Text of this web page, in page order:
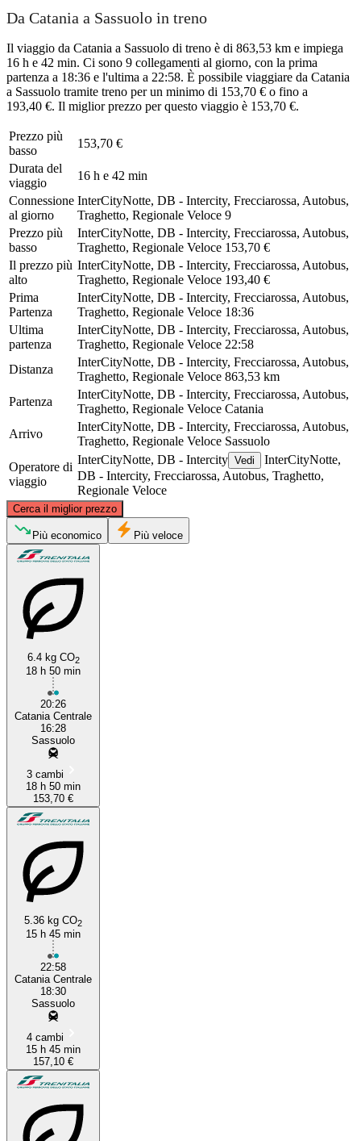
Da Catania a Sassuolo in treno
Il viaggio da Catania a Sassuolo di treno è di 863,53 km e impiega
16 h e 42 min. Ci sono 9 collegamenti al giorno, con la prima
partenza a 18:36 e l'ultima a 22:58. È possibile viaggiare da Catania
a Sassuolo tramite treno per un minimo di 153,70 € o fino a
193,40 €. Il miglior prezzo per questo viaggio è 153,70 €.
Prezzo più
basso
153,70 €
Durata del
viaggio
16 h e 42 min
Connessione
al giorno
InterCityNotte, DB - Intercity, Frecciarossa, Autobus,
Traghetto, Regionale Veloce 9
Prezzo più
basso
InterCityNotte, DB - Intercity, Frecciarossa, Autobus,
Traghetto, Regionale Veloce 153,70 €
Il prezzo più
alto
InterCityNotte, DB - Intercity, Frecciarossa, Autobus,
Traghetto, Regionale Veloce 193,40 €
Prima
Partenza
InterCityNotte, DB - Intercity, Frecciarossa, Autobus,
Traghetto, Regionale Veloce 18:36
Ultima
partenza
InterCityNotte, DB - Intercity, Frecciarossa, Autobus,
Traghetto, Regionale Veloce 22:58
Distanza
InterCityNotte, DB - Intercity, Frecciarossa, Autobus,
Traghetto, Regionale Veloce 863,53 km
Partenza
InterCityNotte, DB - Intercity, Frecciarossa, Autobus,
Traghetto, Regionale Veloce Catania
Arrivo
InterCityNotte, DB - Intercity, Frecciarossa, Autobus,
Traghetto, Regionale Veloce Sassuolo
Operatore di
viaggio
InterCityNotte, DB - Intercity Vedi
InterCityNotte,
DB - Intercity, Frecciarossa, Autobus, Traghetto,
Regionale Veloce
Cerca il miglior prezzo
Sassuolo
Più economico Più veloce
6.4 kg CO2
18 h 50 min
20:26
Catania Centrale
16:28
Sassuolo
3 cambi
18 h 50 min
153,70 €
5.36 kg CO2
15 h 45 min
22:58
Catania Centrale
18:30
Sassuolo
4 cambi
15 h 45 min
157,10 €